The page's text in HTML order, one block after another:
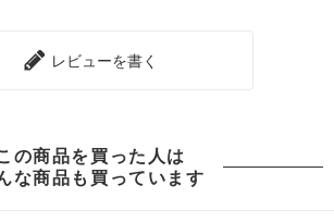
レビューを書く
の商品を買った人は
な商品も買っています